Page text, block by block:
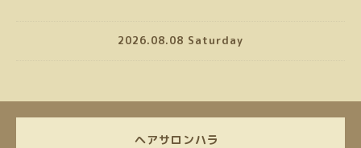
2026.08.08 Saturday
ヘアサロンハラ